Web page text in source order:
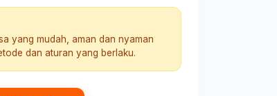
yang mudah, aman dan nyaman
dan aturan yang berlaku.